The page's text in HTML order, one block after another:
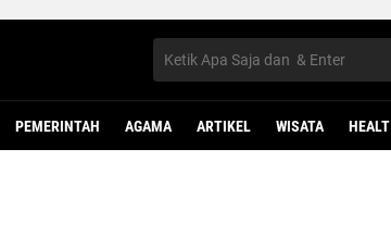
PEMERINTAH AGAMA ARTIKEL WISATA HEALT